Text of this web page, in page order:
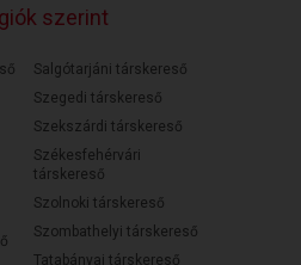
szerint
Salgótarjáni társkereső
Szegedi társkereső
Szekszárdi társkereső
Székesfehérvári
társkereső
Szolnoki társkereső
Szombathelyi társkereső
Tatabányai társkereső